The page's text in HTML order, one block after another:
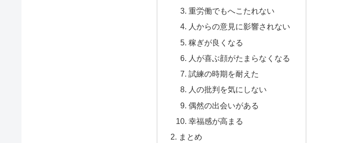
重労働でもへこたれない
人からの意見に影響されない
稼ぎが良くなる
人が喜ぶ顔がたまらなくなる
試練の時期を耐えた
人の批判を気にしない
偶然の出会いがある
幸福感が高まる
まとめ